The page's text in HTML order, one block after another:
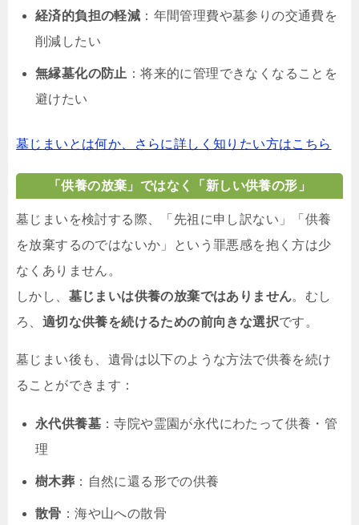
経済的負担の軽減 ：年間管理費や墓参りの交通費を
削減したい
無縁墓化の防止 ：将来的に管理できなくなることを
避けたい
墓じまいとは何か、さらに詳しく知りたい方はこちら
「供養の放棄」ではなく「新しい供養の形」
墓じまいを検討する際、「先祖に申し訳ない」「供養
を放棄するのではないか」という罪悪感を抱く方は少
なくありません。
しかし、 墓じまいは供養の放棄ではありません。むし
ろ、 適切な供養を続けるための前向きな選択です。
墓じまい後も、遺骨は以下のような方法で供養を続け
ることができます：
永代供養墓 ：寺院や霊園が永代にわたって供養・管
理
樹木葬 ：自然に還る形での供養
散骨 ：海や山への散骨